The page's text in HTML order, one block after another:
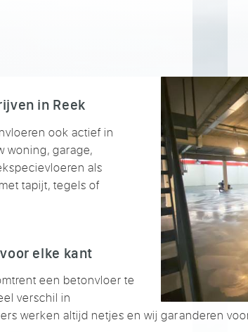
in Reek
ook actief in
woning, garage,
als
tapijt, tegels of
elke kant
een betonvloer te
verschil in
werken altijd netjes en wij garanderen